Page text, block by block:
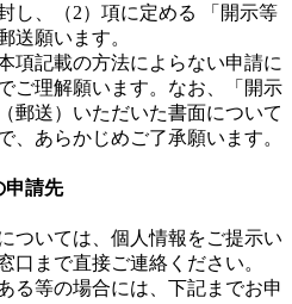
し、（2）項に定める 「開示等
送願います。
項記載の方法によらない申請に
ご理解願います。なお、「開示
郵送）いただいた書面について
、あらかじめご了承願います。
申請先
ついては、個人情報をご提示い
口まで直接ご連絡ください。
る等の場合には、下記までお申